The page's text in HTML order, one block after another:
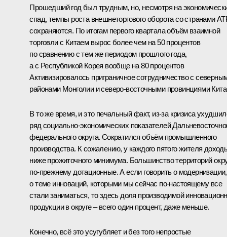
Прошедший год был трудным, но, несмотря на
спад, темпы роста внешнеторгового оборота со странами
сохраняются. По итогам первого квартала объём взаимной
торговли с Китаем вырос более чем на 50 процентов
по сравнению с тем же периодом прошлого года,
а с Республикой Корея вообще на 80 процентов
Активизировалось приграничное сотрудничество с
районами Монголии и северо-восточными провинциями
В то же время, и это печальный факт, из‑за кризиса
ряд социально-экономических показателей
федерального округа. Сократился объём промышленного
производства. К сожалению, у каждого пятого жителя
ниже прожиточного минимума. Большинство территорий
по‑прежнему дотационные. А если говорить о модернизации,
о теме инноваций, которыми мы сейчас по‑настоящему все
стали заниматься, то здесь доля производимой
продукции в округе – всего один процент, даже меньше.
Конечно, всё это усугубляет и без того непростые